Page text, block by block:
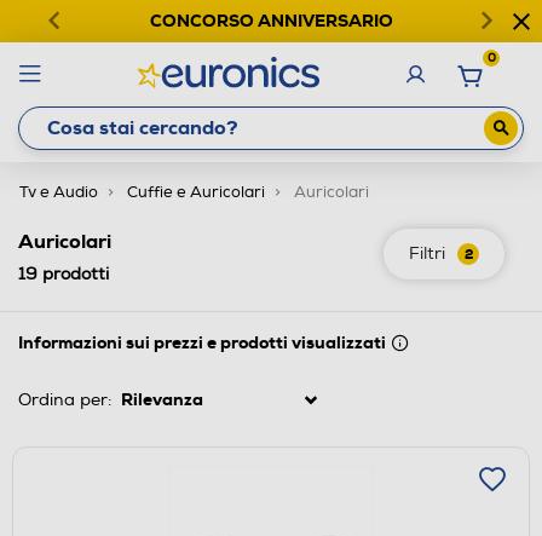
CONCORSO ANNIVERSARIO
0
Tv e Audio Cuffie e Auricolari Auricolari
Filtri 2
Auricolari
19 prodotti
Informazioni sui prezzi e prodotti visualizzati
Ordina per: